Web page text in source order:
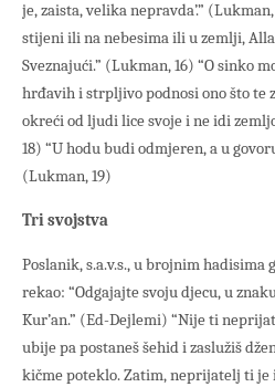
je, zaista, velika nepravda’.”
stijeni ili na nebesima ili u zemlji,
Sveznajući.” (Lukman, 16) “O sinko
hrđavih i strpljivo podnosi ono što te
okreći od ljudi lice svoje i ne idi
18) “U hodu budi odmjeren, a u
(Lukman, 19)
Tri svojstva
Poslanik, s.a.v.s., u brojnim hadisima
rekao: “Odgajajte svoju djecu, u
Kur’an.” (Ed-Dejlemi) “Nije ti
ubije pa postaneš šehid i zaslužiš
kičme poteklo. Zatim, neprijatelj ti je